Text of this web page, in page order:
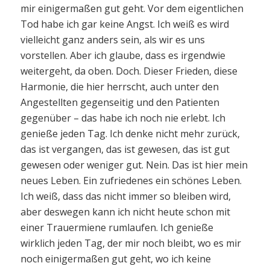
mir einigermaßen gut geht. Vor dem eigentlichen
Tod habe ich gar keine Angst. Ich weiß es wird
vielleicht ganz anders sein, als wir es uns
vorstellen. Aber ich glaube, dass es irgendwie
weitergeht, da oben. Doch. Dieser Frieden, diese
Harmonie, die hier herrscht, auch unter den
Angestellten gegenseitig und den Patienten
gegenüber – das habe ich noch nie erlebt. Ich
genieße jeden Tag. Ich denke nicht mehr zurück,
das ist vergangen, das ist gewesen, das ist gut
gewesen oder weniger gut. Nein. Das ist hier mein
neues Leben. Ein zufriedenes ein schönes Leben.
Ich weiß, dass das nicht immer so bleiben wird,
aber deswegen kann ich nicht heute schon mit
einer Trauermiene rumlaufen. Ich genieße
wirklich jeden Tag, der mir noch bleibt, wo es mir
noch einigermaßen gut geht, wo ich keine